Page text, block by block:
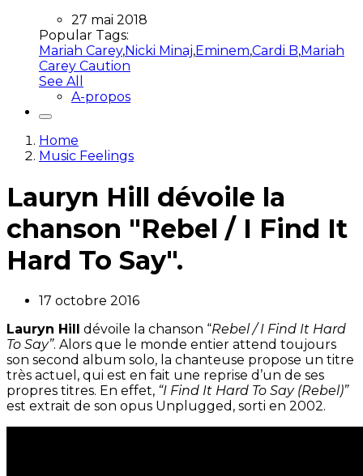
27 mai 2018
Popular Tags:
Mariah Carey,Nicki Minaj,Eminem,Cardi B,Mariah
Carey Caution
See All
A-propos
Home
Music Feelings
Lauryn Hill dévoile la
chanson "Rebel / I Find It
Hard To Say".
17 octobre 2016
Lauryn Hill dévoile la chanson “Rebel / I Find It Hard
To Say”. Alors que le monde entier attend toujours
son second album solo, la chanteuse propose un titre
très actuel, qui est en fait une reprise d’un de ses
propres titres. En effet, “I Find It Hard To Say (Rebel)”
est extrait de son opus Unplugged, sorti en 2002.